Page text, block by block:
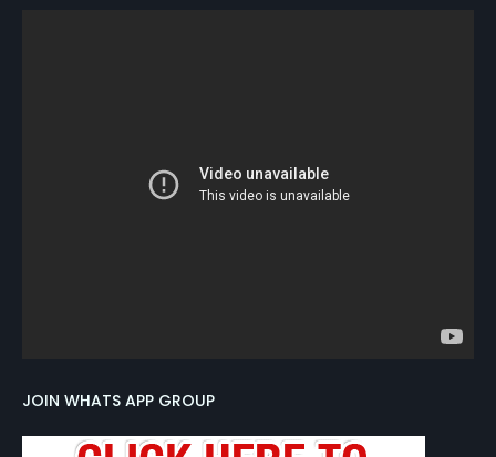
JOIN WHATS APP GROUP